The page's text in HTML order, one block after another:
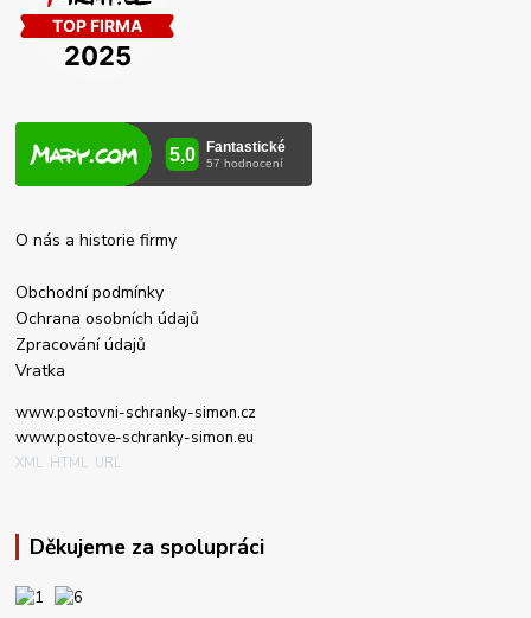
O nás a historie firmy
Obchodní podmínky
Ochrana osobních údajů
Zpracování údajů
Vratka
www.postovni-schranky-simon.cz
www.postove-schranky-simon.eu
XML HTML URL
Děkujeme za spolupráci